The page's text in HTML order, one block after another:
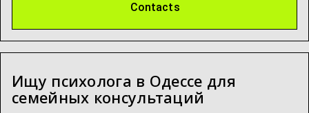
Contacts
Ищу психолога в Одессе для
семейных консультаций